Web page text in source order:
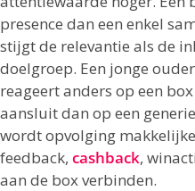
presence dan een enkel
stijgt de relevantie als de
doelgroep. Een jonge
reageert anders op een
aansluit dan op een
wordt opvolging
feedback, cashback,
aan de box verbinden.